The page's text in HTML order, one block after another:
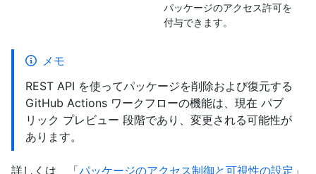
パッケージのアクセス許可を
付与できます。
メモ
REST API を使ってパッケージを削除および復元する
GitHub Actions ワークフローの機能は、現在 パブ
リック プレビュー 段階であり、変更される可能性が
あります。
詳しくは、「パッケージのアクセス制御と可視性の設定 」